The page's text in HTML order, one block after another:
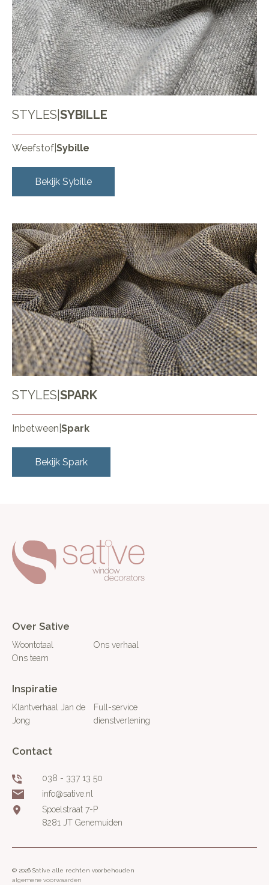
STYLES SYBILLE
Weefstof Sybille
Bekijk Sybille
STYLES SPARK
Inbetween Spark
Bekijk Spark
Over Sative
Woontotaal
Ons verhaal
Ons team
Inspiratie
Klantverhaal Jan de
Jong
Full-service
dienstverlening
Contact
038 - 337 13 50
info@sative.nl
Spoelstraat 7-P
8281 JT Genemuiden
© 2026 Sative alle rechten voorbehouden
algemene voorwaarden